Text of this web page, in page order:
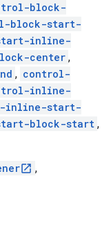
block-
block-start-
inline-
center ,
, control-
inline-
inline-start-
block-start ,
,